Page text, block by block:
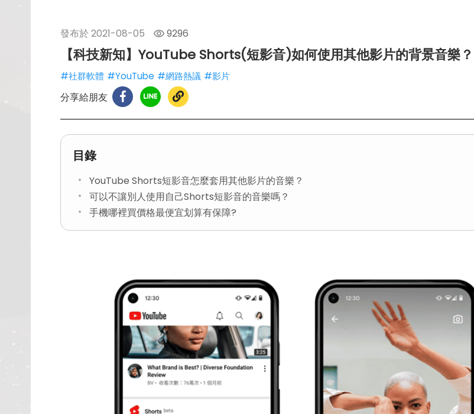
發布於 2021-08-05 9296
【科技新知】YouTube Shorts(短影音)如何使用其他影片的背景音樂？
#社群軟體 #YouTube #網路熱議 #影片
分享給朋友
目錄
YouTube Shorts短影音怎麼套用其他影片的音樂？
可以不讓別人使用自己Shorts短影音的音樂嗎？
手機哪裡買價格最便宜划算有保障?